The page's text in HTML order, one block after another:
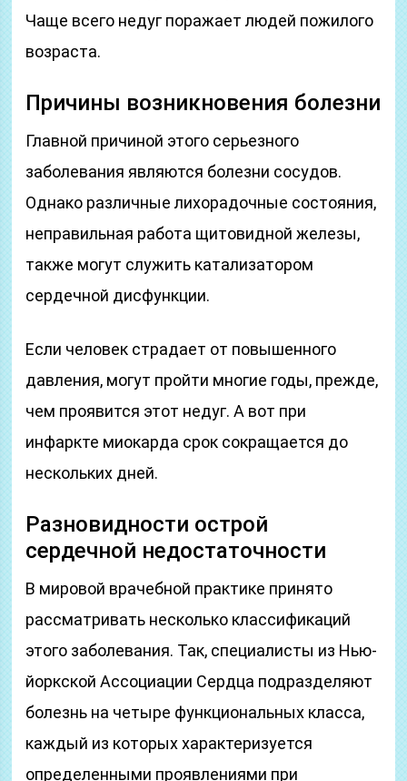
Чаще всего недуг поражает людей пожилого
возраста.
Причины возникновения болезни
Главной причиной этого серьезного
заболевания являются болезни сосудов.
Однако различные лихорадочные состояния,
неправильная работа щитовидной железы,
также могут служить катализатором
сердечной дисфункции.
Если человек страдает от повышенного
давления, могут пройти многие годы, прежде,
чем проявится этот недуг. А вот при
инфаркте миокарда срок сокращается до
нескольких дней.
Разновидности острой
сердечной недостаточности
В мировой врачебной практике принято
рассматривать несколько классификаций
этого заболевания. Так, специалисты из Нью-
йоркской Ассоциации Сердца подразделяют
болезнь на четыре функциональных класса,
каждый из которых характеризуется
определенными проявлениями при